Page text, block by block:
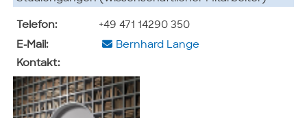
Telefon:
+49 471 14290 350
E-Mail:
Bernhard Lange
Kontakt: